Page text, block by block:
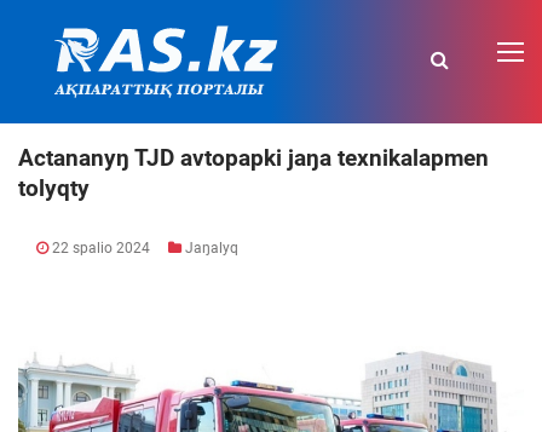
Actananyŋ TJD avtopapki jaŋa texnikalapmen
tolyqty
22 spalio 2024 Jaŋalyq